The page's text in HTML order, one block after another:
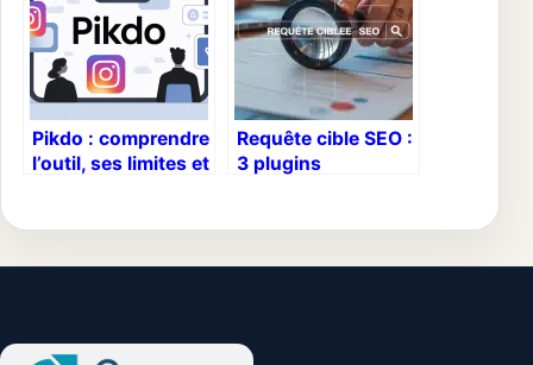
Pikdo : comprendre
l’outil, ses limites et
Requête cible SEO :
3 plugins